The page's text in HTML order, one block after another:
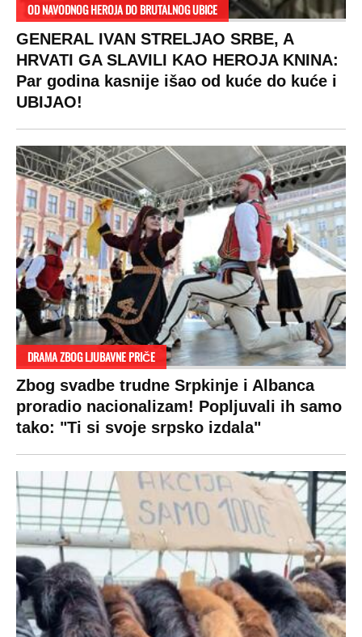
OD NAVODNOG HEROJA DO BRUTALNOG UBICE
GENERAL IVAN STRELJAO SRBE, A
HRVATI GA SLAVILI KAO HEROJA KNINA:
Par godina kasnije išao od kuće do kuće i
UBIJAO!
DRAMA ZBOG LJUBAVNE PRIČE
Zbog svadbe trudne Srpkinje i Albanca
proradio nacionalizam! Popljuvali ih samo
tako: "Ti si svoje srpsko izdala"